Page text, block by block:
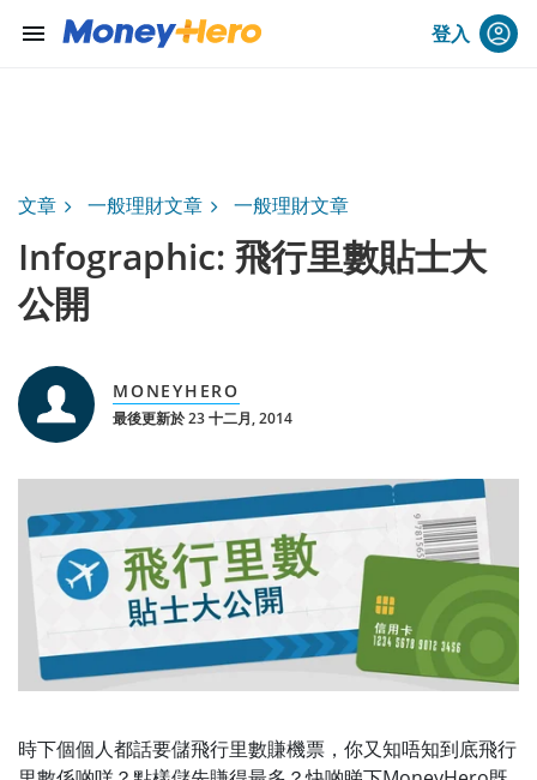
menu 登入
文章 一般理財文章 一般理財文章
Infographic: 飛行里數貼士大
公開
MONEYHERO
最後更新於 23 十二月, 2014
時下個個人都話要儲飛行里數賺機票，你又知唔知到底飛行